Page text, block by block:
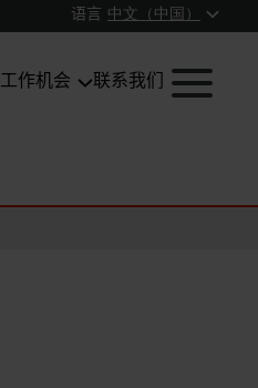
语言 中文（中国）
工作机会 联系我们